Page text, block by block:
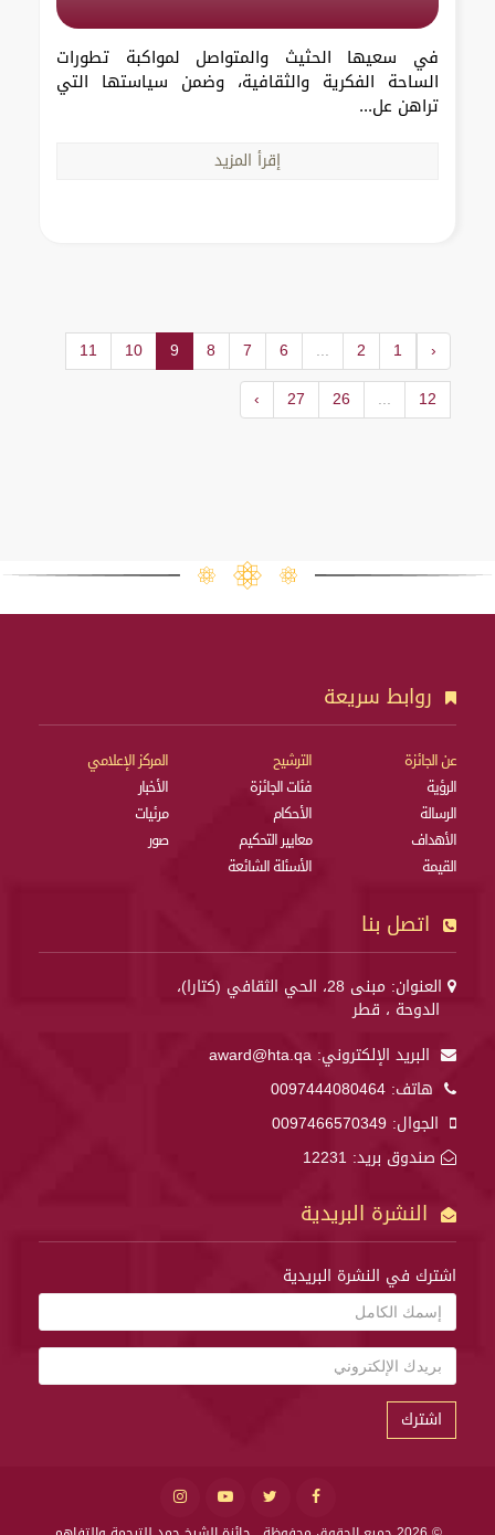
في سعيها الحثيث والمتواصل لمواكبة تطورات
الساحة الفكرية والثقافية، وضمن سياستها التي
تراهن عل...
إقرأ المزيد
‹
1
2
...
6
7
8
9
10
11
12
...
26
27
›
روابط سريعة
عن الجائزة
الرؤية
الرسالة
الأهداف
القيمة
الترشيح
فئات الجائزة
الأحكام
معايير التحكيم
الأسئلة الشائعة
المركز الإعلامي
الأخبار
مرئيات
صور
اتصل بنا
العنوان: مبنى 28، الحي الثقافي (كتارا)،
الدوحة ، قطر
البريد الإلكتروني: award@hta.qa
هاتف: 0097444080464
الجوال: 0097466570349
صندوق بريد: 12231
النشرة البريدية
اشترك في النشرة البريدية
اشترك